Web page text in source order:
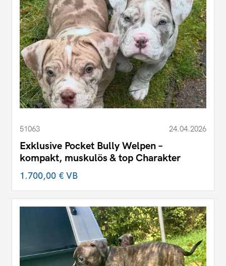
51063 24.04.2026
Exklusive Pocket Bully Welpen –
kompakt, muskulös & top Charakter
1.700,00 €VB